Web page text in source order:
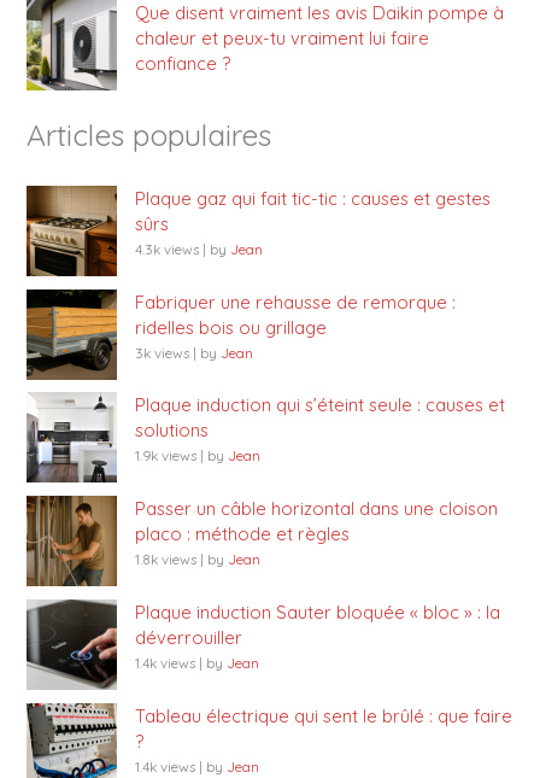
Que disent vraiment les avis Daikin pompe à
chaleur et peux-tu vraiment lui faire
confiance ?
Articles populaires
Plaque gaz qui fait tic-tic : causes et gestes
sûrs
4.3k views | by Jean
Fabriquer une rehausse de remorque :
ridelles bois ou grillage
3k views | by Jean
Plaque induction qui s’éteint seule : causes et
solutions
1.9k views | by Jean
Passer un câble horizontal dans une cloison
placo : méthode et règles
1.8k views | by Jean
Plaque induction Sauter bloquée « bloc » : la
déverrouiller
1.4k views | by Jean
Tableau électrique qui sent le brûlé : que faire
?
1.4k views | by Jean